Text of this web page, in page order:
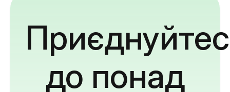
до понад